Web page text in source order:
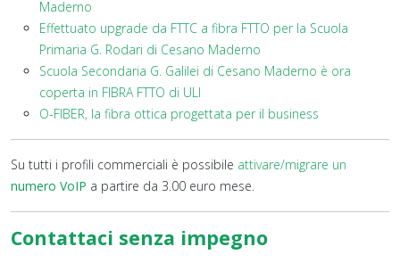
Maderno
Effettuato upgrade da FTTC a fibra FTTO per la Scuola
Primaria G. Rodari di Cesano Maderno
Scuola Secondaria G. Galilei di Cesano Maderno è ora
coperta in FIBRA FTTO di ULI
O-FIBER, la fibra ottica progettata per il business
Su tutti i profili commerciali è possibile attivare/migrare un
numero VoIP a partire da 3.00 euro mese.
Contattaci senza impegno